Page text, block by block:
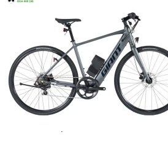
PHỤ TÙNG KHÁC…
Cọc yên
Phụ tùng khác
Khuyến mãi
Dịch vụ
Bảo dưỡng
Góc kỹ thuật
Tin tức